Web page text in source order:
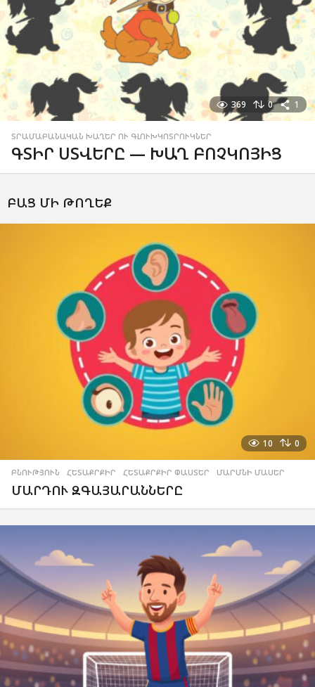
369 0 1
ՏՐԱՄԱԲԱՆԱԿԱՆ ԽԱՂԵՐ ՈՒ ԳԼՈՒԽԿՈՏՐՈՒԿՆԵՐ
ԳՏԻՐ ՍՏՎԵՐԸ — ԽԱՂ ԲՈՉԿՈՅԻՑ
ԲԱՑ ՄԻ ԹՈՂԵՔ
10 0
ԲՆՈՒԹՅՈՒՆ ,ՀԵՏԱՔՐՔԻՐ ,ՀԵՏԱՔՐՔԻՐ ՓԱՍՏԵՐ ,ՄԱՐՄՆԻ ՄԱՍԵՐ
ՄԱՐԴՈՒ ԶԳԱՅԱՐԱՆՆԵՐԸ